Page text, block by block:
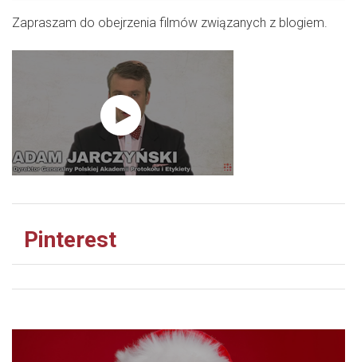
Zapraszam do obejrzenia filmów związanych z blogiem.
Pinterest